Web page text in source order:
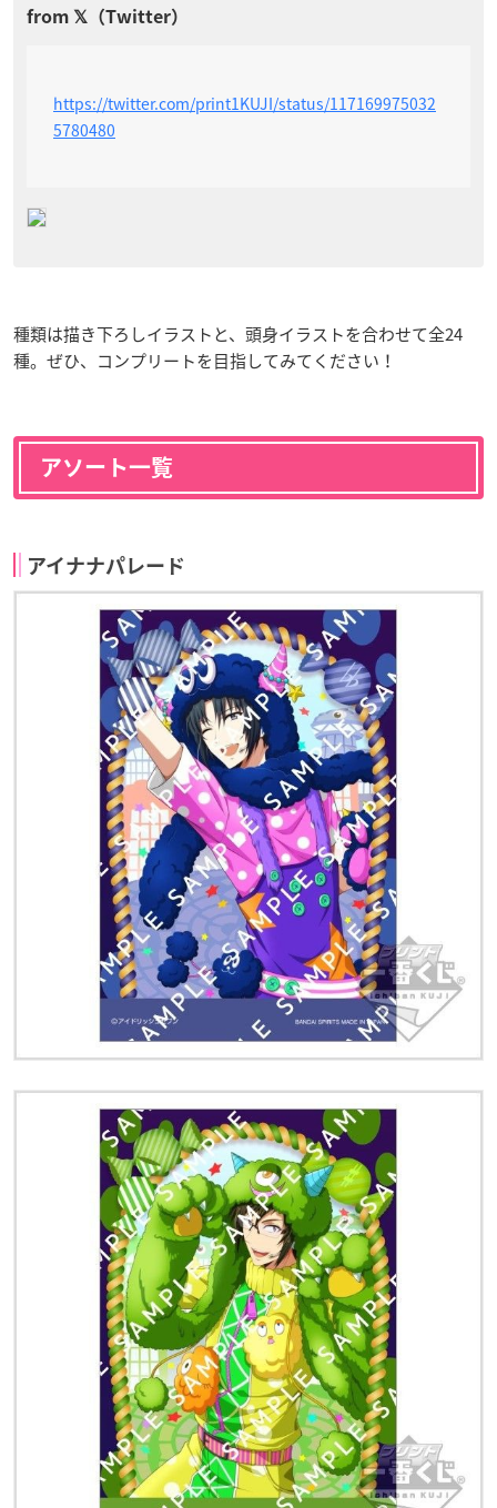
https://twitter.com/print1KUJI/status/117169975032
5780480
種類は描き下ろしイラストと、頭身イラストを合わせて全24
種。ぜひ、コンプリートを目指してみてください！
アソート一覧
アイナナパレード